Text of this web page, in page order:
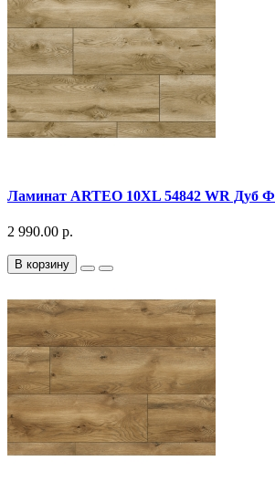
Ламинат ARTEO 10XL 54842 WR Дуб
2 990.00 р.
В корзину